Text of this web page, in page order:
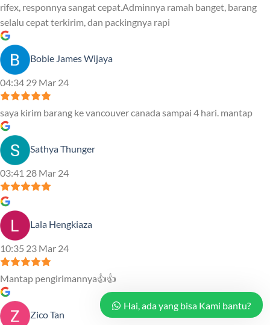
rifex, responnya sangat cepat.Adminnya ramah banget, barang
selalu cepat terkirim, dan packingnya rapi
Bobie James Wijaya
04:34 29 Mar 24
saya kirim barang ke vancouver canada sampai 4 hari. mantap
Sathya Thunger
03:41 28 Mar 24
Lala Hengkiaza
10:35 23 Mar 24
Mantap pengirimannya👍👍
Zico Tan
Hai, ada yang bisa Kami bantu?